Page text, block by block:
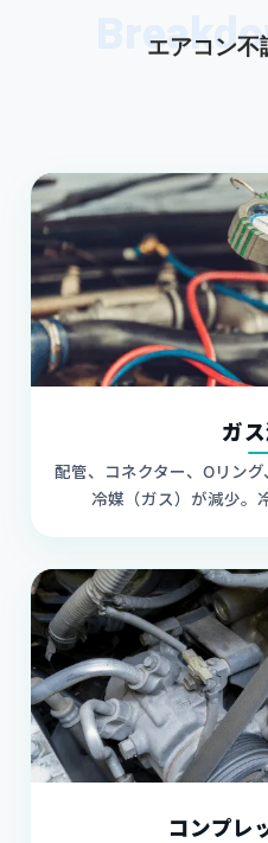
エアコン不
ガ
配管、コネクター、Oリン
冷媒（ガス）が減少。
コンプレ